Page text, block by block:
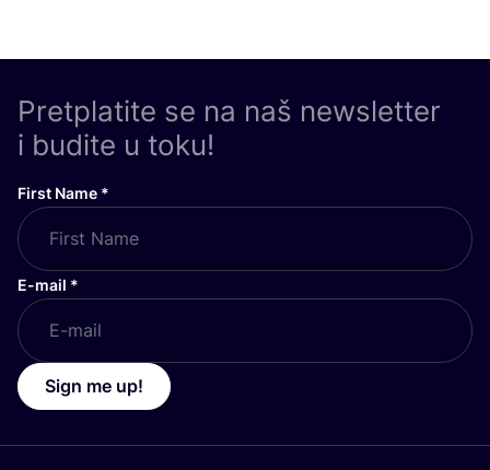
Pretplatite se na naš newsletter
i budite u toku!
First Name *
E-mail *
Sign me up!